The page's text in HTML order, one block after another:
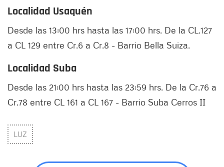
Localidad Usaquén
Desde las 13:00 hrs hasta las 17:00 hrs. De la CL.127
a CL 129 entre Cr.6 a Cr.8 - Barrio Bella Suiza.
Localidad Suba
Desde las 21:00 hrs hasta las 23:59 hrs. De la Cr.76 a
Cr.78 entre CL 161 a CL 167 - Barrio Suba Cerros II
LUZ